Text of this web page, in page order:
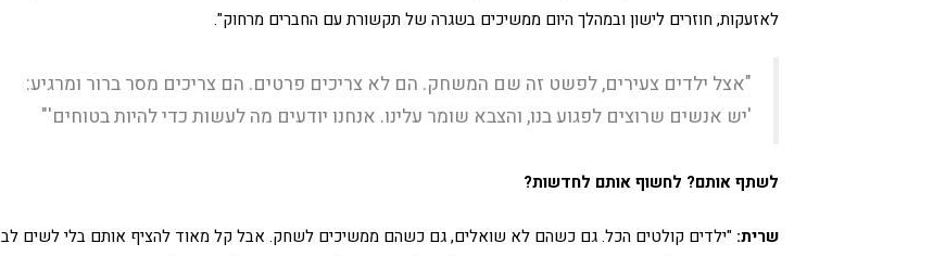
לאזעקות, חוזרים לישון ובמהלך היום ממשיכים בשגרה של תקשורת עם החברים מרחוק".
"אצל ילדים צעירים, לפשט זה שם המשחק. הם לא צריכים פרטים. הם צריכים מסר ברור ומרגיע:
'יש אנשים שרוצים לפגוע בנו, והצבא שומר עלינו. אנחנו יודעים מה לעשות כדי להיות בטוחים'"
לשתף אותם? לחשוף אותם לחדשות?
שרית: "ילדים קולטים הכל. גם כשהם לא שואלים, גם כשהם ממשיכים לשחק. אבל קל מאוד להציף אותם בלי לשים לב